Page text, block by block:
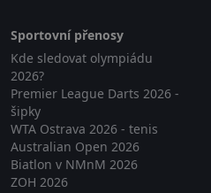
Sportovní přenosy
Kde sledovat olympiádu
2026?
Premier League Darts 2026 -
šipky
WTA Ostrava 2026 - tenis
Australian Open 2026
Biatlon v NMnM 2026
ZOH 2026